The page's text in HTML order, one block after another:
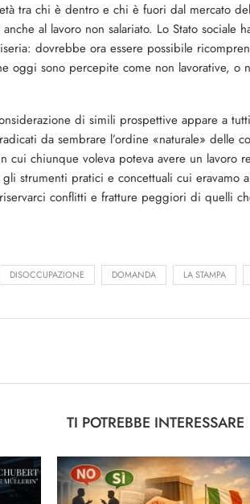
tra chi è dentro e chi è fuori dal mercato
al lavoro non salariato. Lo Stato sociale
do­vrebbe ora essere possibile
oggi sono percepite come non lavorative, o
di simili prospettive appare a
da sembrare l’ordine «naturale» delle
cui chiunque voleva poteva ave­re un lavoro
gli strumenti pratici e concettuali cui
conflitti e frat­ture peggiori di quelli
DISOCCUPAZIONE DOMANDA LA STAMPA
TI POTREBBE INTERESSARE